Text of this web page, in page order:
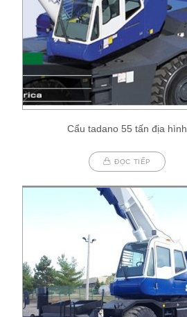
Cẩu tadano 55 tấn địa hình
ĐỌC TIẾP